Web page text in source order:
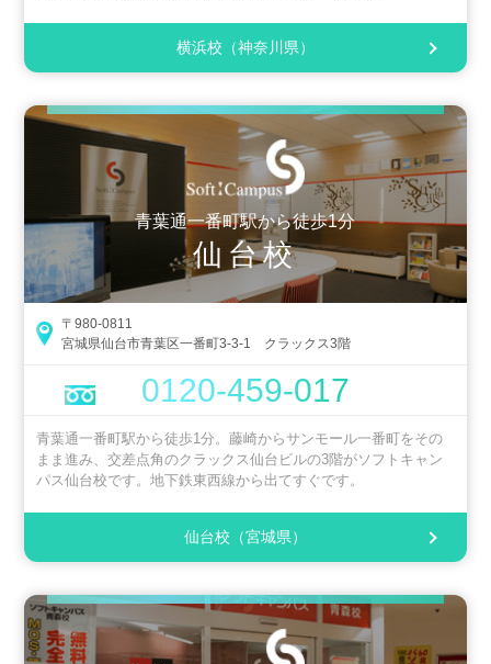
横浜校（神奈川県）
青葉通一番町駅から徒歩1分
仙台校
〒980-0811
宮城県仙台市青葉区一番町3-3-1 クラックス3階
0120-459-017
青葉通一番町駅から徒歩1分。藤崎からサンモール一番町をその
まま進み、交差点角のクラックス仙台ビルの3階がソフトキャン
パス仙台校です。地下鉄東西線から出てすぐです。
仙台校（宮城県）